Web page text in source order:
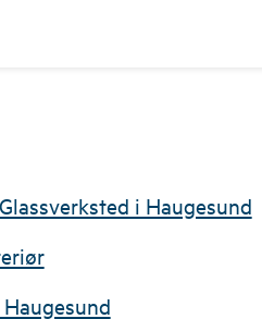
i Haugesund